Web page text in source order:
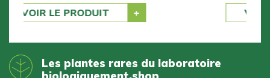
VOIR LE PRODUIT
Les plantes rares du laboratoire